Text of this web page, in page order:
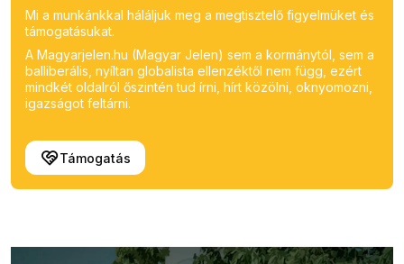
Mi a munkánkkal háláljuk meg a megtisztelő figyelmüket és
támogatásukat.
A Magyarjelen.hu (Magyar Jelen) sem a kormánytól, sem a
balliberális, nyíltan globalista ellenzéktől nem függ, ezért
mindkét oldalról őszintén tud írni, hírt közölni, oknyomozni,
igazságot feltárni.
Támogatás